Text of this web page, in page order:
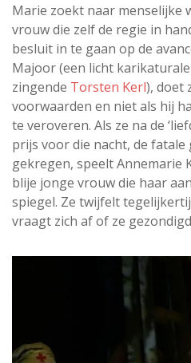
Marie zoekt naar menselijke
vrouw die zelf de regie in
besluit in te gaan op de
Majoor (een licht
zingende Torsten Kerl), doet
voorwaarden en niet als hij
te veroveren. Als ze na de
prijs voor die nacht, de
gekregen, speelt Annemarie
blije jonge vrouw die haar
spiegel. Ze twijfelt
vraagt zich af of ze